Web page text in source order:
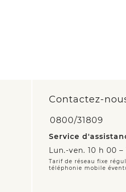
Contactez-
0800/31809
Service
Lun.-ven. 10 h 00 –
Tarif de réseau fixe
téléphonie mobile